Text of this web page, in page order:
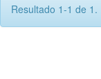
Resultado 1-1 de 1.